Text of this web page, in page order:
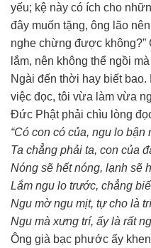
yếu; kệ này có ích cho
đây muốn tặng, ông lão
nghe chừng được không?”
lắm, nên không thể ngồi
Ngài đến thời hay biết
việc đọc, tôi vừa làm vừa
Đức Phật phải chìu lòng
“Có con có của, ngu lo bận
Ta chẳng phải ta, con của
Nóng sẽ hết nóng, lạnh sẽ
Lắm ngu lo trước, chẳng
Ngu mờ ngu mịt, tự cho là
Ngu mà xưng trí, ấy là rất
Ông già bạc phước ấy